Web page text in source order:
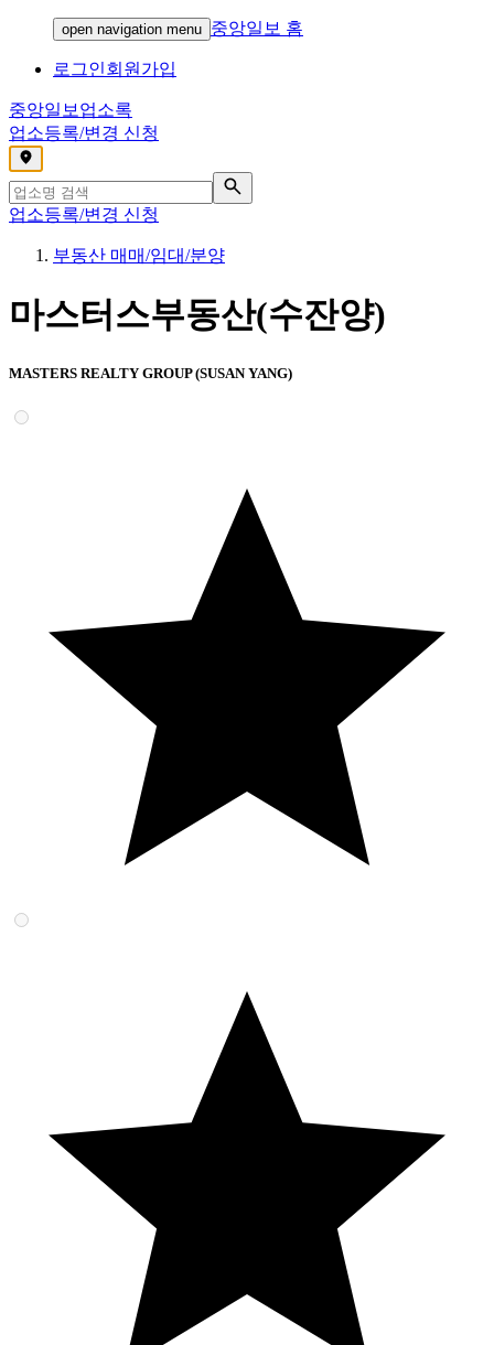
open navigation menu 중앙일보 홈
로그인회원가입
중앙일보 업소록
업소등록/변경 신청
,
업소등록/변경 신청
부동산 매매/임대/분양
마스터스부동산(수잔양)
MASTERS REALTY GROUP (SUSAN YANG)